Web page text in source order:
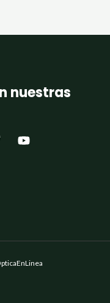
nuestras